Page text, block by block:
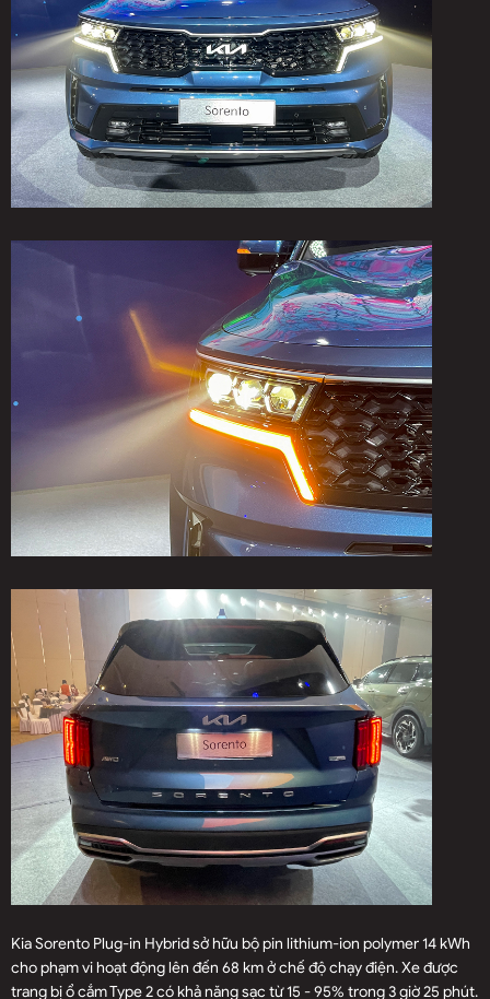
Kia Sorento Plug-in Hybrid sở hữu bộ pin lithium-ion polymer 14 kWh
cho phạm vi hoạt động lên đến 68 km ở chế độ chạy điện. Xe được
trang bị ổ cắm Type 2 có khả năng sạc từ 15 - 95% trong 3 giờ 25 phút.